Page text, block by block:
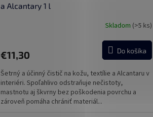
a Alcantary 1 l
je
z
5
hviezdičiek.
Skladom (>5 ks)
€11,30 Do košíka
Šetrný a účinný čistič na kožu, textílie a Alcantaru v
interiéri. Spoľahlivo odstraňuje nečistoty,
mastnotu aj škvrny bez poškodenia povrchu a
zároveň pomáha chrániť materiál...